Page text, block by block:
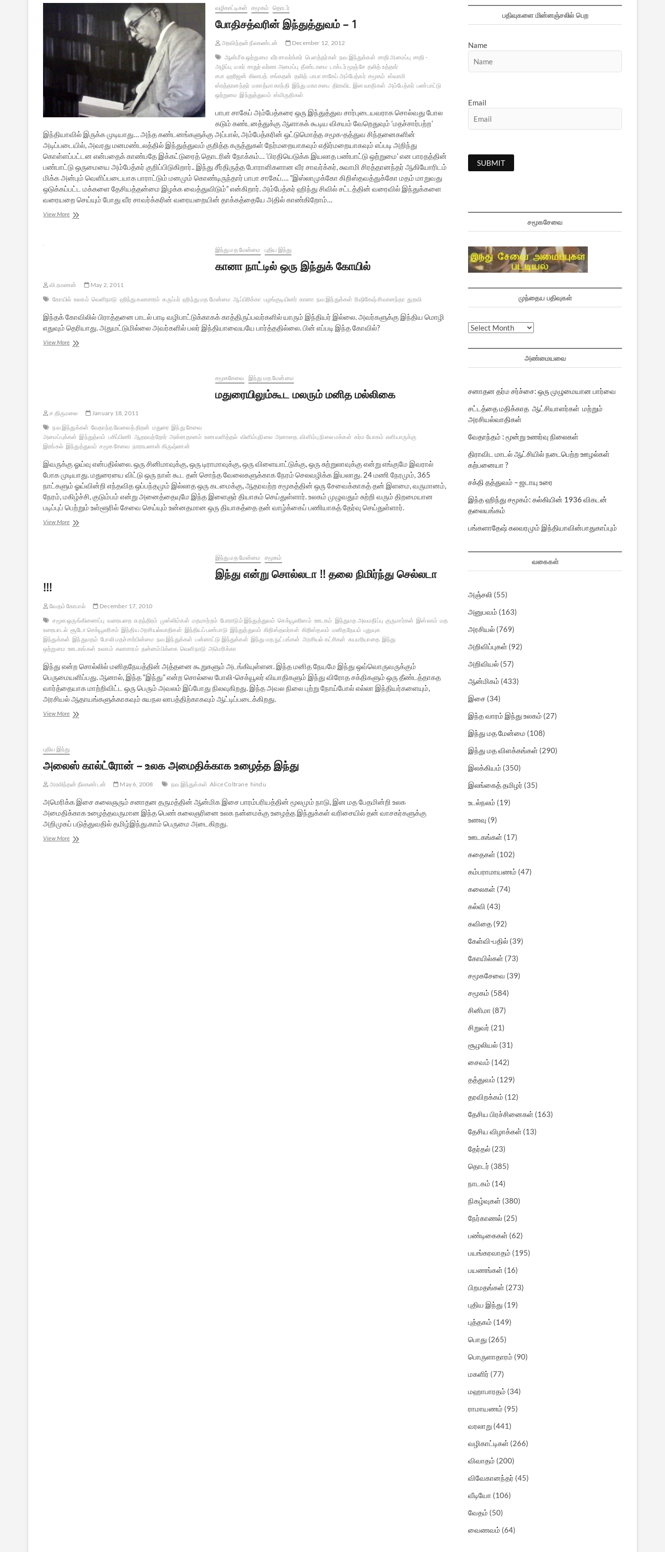
வழிகாட்டிகள் சமூகம் தொடர்
போதிசத்வரின் இந்துத்துவம் – 1
அரவிந்தன் நீலகண்டன்
December 12, 2012
ஆன்மீக ஒற்றுமை வீர சாவர்க்கர் பெளத்தர்கள் நவ இந்துக்கள் சாதி அமைப்பு சாதி -
அழிப்பு மகர் சாதுர் வர்ண அமைப்பு தீண்டாமை டாக்டர் மூஞ்சே தலித் உத்தார்
சபா ஹரிஜன் கிலாபத் சங்கதன் தலித் பாபா சாகேப் அம்பேத்கர் சமூகம் ஸ்வாமி
ஸ்ரத்தானந்தர் மகாத்மா காந்தி இந்து மகா சபை திராவிட இன வாதிகள் அம்பேத்கர் பண்பாட்டு
ஒற்றுமை இந்துத்துவம் ஸ்மிருதிகள்
பாபா சாகேப் அம்பேத்கரை ஒரு இந்துத்துவ சார்புடையவராக சொல்வது போல
கடும் கண்டனத்துக்கு ஆளாகக் கூடிய விசயம் வேறெதுவும் ‘மதச்சார்பற்ற’
இந்தியாவில் இருக்க முடியாது… அந்த கண்டனங்களுக்கு அப்பால், அம்பேத்கரின் ஒட்டுமொத்த சமூக-தத்துவ சிந்தனைகளின்
அடிப்படையில், அவரது மனமண்டலத்தில் இந்துத்துவம் குறித்த கருத்துகள் நேர்மறையாகவும் எதிர்மறையாகவும் எப்படி அறிந்து
கொள்ளப்பட்டன என்பதைக் காண்பதே இக்கட்டுரைத் தொடரின் நோக்கம்… ’பிரதியெடுக்க இயலாத பண்பாட்டு ஒற்றுமை’ என பாரதத்தின்
பண்பாட்டு ஒருமையை அம்பேத்கர் குறிப்பிடுகிறார்.. இந்து சீர்திருத்த போராளிகளான வீர சாவர்க்கர், சுவாமி சிரத்தானந்தர் ஆகியோரிடம்
மிக்க அன்பும் வெளிப்படையாக பாராட்டும் மனமும் கொண்டிருந்தார் பாபா சாகேப்…. ”இஸ்லாமுக்கோ கிறிஸ்தவத்துக்கோ மதம் மாறுவது
ஒடுக்கப்பட்ட மக்களை தேசியத்தன்மை இழக்க வைத்துவிடும்” என்கிறார். அம்பேத்கர் ஹிந்து சிவில் சட்டத்தின் வரைவில் இந்துக்களை
வரையறை செய்யும் போது வீர சாவர்க்கரின் வரையறையின் தாக்கத்தையே அதில் காண்கிறோம்…
View Moreபோதிசத்வரின்
இந்து மத மேன்மை
புதிய இந்து
கானா நாட்டில் ஒரு இந்துக் கோயில்
வி.ரமணன்
May 2, 2011
கோயில் உலகம் வெளிநாடு ஹிந்து கலாசாரம் கருப்பர் ஹிந்து மத மேன்மை ஆப்பிரிக்கா பழங்குடியினர் கானா நவ இந்துக்கள் ரிஷிகேஷ் சிவானந்தா துறவி
இந்தக் கோவிலில் பிராத்தனை பாடல் பாடி வழிபாட்டுக்காகக் காத்திருப்பவர்களில் யாரும் இந்தியர் இல்லை. அவர்களுக்கு இந்திய மொழி
எதுவும் தெரியாது. அதுமட்டுமில்லை அவர்களில் பலர் இந்தியாவையயே பார்த்ததில்லை. பின் எப்படி இந்த கோவில்?
View Moreகானா
சமூகசேவை இந்து மத மேன்மை
மதுரையிலும்கூட மலரும் மனித மல்லிகை
ச.திருமலை
January 18, 2011
நவ இந்துக்கள் வேதாந்த வேலைத் திறன் மதுரை இந்து சேவை
அமைப்புக்கள் இந்துத்வம் பசிப்பிணி ஆதரவற்றோர் அன்னதானம் உணவளித்தல் விளிம்புநிலை அனாதை விளிம்பு நிலை மக்கள் கர்ம யோகம் எளியாருக்கு
இரங்கல் இந்துத்துவம் சமூக சேவை நாராயணன் கிருஷ்ணன்
இவருக்கு ஓய்வு என்பதில்லை. ஒரு சினிமாவுக்கு, ஒரு டிராமாவுக்கு, ஒரு விளையாட்டுக்கு, ஒரு சுற்றுலாவுக்கு என்று எங்குமே இவரால்
போக முடியாது. மதுரையை விட்டு ஒரு நாள் கூட தன் சொந்த வேலைகளுக்காக நேரம் செலவழிக்க இயலாது. 24 மணி நேரமும், 365
நாட்களும் ஓய்வின்றி எந்தவித ஒப்பந்தமும் இல்லாத ஒரு கடமைக்கு, ஆதரவற்ற சமூகத்தின் ஒரு சேவைக்காகத் தன் இளமை, வருமானம்,
நேரம், மகிழ்ச்சி, குடும்பம் என்று அனைத்தையுமே இந்த இளைஞர் தியாகம் செய்துள்ளார். உலகம் முழுவதும் சுற்றி வரும் திறமையான
படிப்புப் பெற்றும் உள்ளூரில் சேவை செய்யும் உன்னதமான ஒரு தியாகத்தை தன் வாழ்க்கைப் பணியாகத் தேர்வு செய்துள்ளார்.
View Moreமதுரையிலும்கூட
இந்து மத மேன்மை
சமூகம்
இந்து என்று சொல்லடா !! தலை நிமிர்ந்து செல்லடா
!!!
வேதம் கோபால்
December 17, 2010
சமூக ஒருங்கிணைப்பு வரையறை சுதந்திரம் முஸ்லிம்கள் மதமாற்றம் போராடும் இந்துத்துவம் செக்யூலரிஸம் ஊடகம் இந்துமத அவமதிப்பு குருமார்கள் இஸ்லாம் மத
உரையாடல் சூடோ செக்யூலரிசம் இந்திய அரசியல்வாதிகள் இந்தியப் பண்பாடு இந்துத்துவம் கிறிஸ்தவர்கள் கிறிஸ்தவம் மனிதநேயம் புதுயுக
இந்துக்கள் இந்துமதம் போலி மதச்சார்பின்மை நவ இந்துக்கள் பன்னாட்டு இந்துக்கள் இந்து மத நுட்பங்கள் அரசியல் கட்சிகள் சுயமரியாதை இந்து
ஒற்றுமை ஊடகங்கள் உலகம் கலாசாரம் தன்னம்பிக்கை வெளிநாடு அமெரிக்கா
இந்து என்ற சொல்லில் மனிதநேயத்தின் அத்தனை கூறுகளும் அடங்கியுள்ளன. இந்த மனித நேயமே இந்து ஒவ்வொருவருக்கும்
பெருமையளிப்பது. ஆனால், இந்த “இந்து” என்ற சொல்லை போலி-செக்யூலர் வியாதிகளும் இந்து விரோத சக்திகளும் ஒரு தீண்டத்தாகத
வார்த்தையாக மாற்றிவிட்ட ஒரு பெரும் அவலம் இப்போது நிலவுகிறது. இந்த அவல நிலை புற்று நோய்போல் எல்லா இந்தியர்களையும்,
அரசியல் ஆதாயங்களுக்காகவும் சுயநல லாபத்திற்காகவும் ஆட்டிப்படைக்கிறது.
View Moreஇந்து
தலை
செல்லடா
புதிய இந்து
அலைஸ் கால்ட்ரோன் – உலக அமைதிக்காக உழைத்த இந்து
அரவிந்தன் நீலகண்டன் May 6, 2008 நவ இந்துக்கள் Alice Coltrane hindu
அமெரிக்க இசை கலைஞரும் சனாதன தருமத்தின் ஆன்மிக இசை பாரம்பரியத்தின் மூலமும் நாடு, இன மத பேதமின்றி உலக
அமைதிக்காக உழைத்தவருமான இந்த பெண் கலைஞரினை உலக நன்மைக்கு உழைத்த இந்துக்கள் வரிசையில் தன் வாசகர்களுக்கு
அறிமுகப் படுத்துவதில் தமிழ்இந்து.காம் பெருமை அடைகிறது.
View Moreஅலைஸ்
பதிவுகளை மின்னஞ்சலில் பெற
Name
Email
சமூகசேவை
முந்தைய பதிவுகள்
முந்தைய
அண்மையவை
சனாதன தர்ம சர்ச்சை: ஒரு முழுமையான பார்வை
சட்டத்தை மதிக்காத ஆட்சியாளர்கள் மற்றும்
அரசியல்வாதிகள்
வேதாந்தம் : மூன்று உணர்வு நிலைகள்
திராவிட மாடல் ஆட்சியில் நடைபெற்ற ஊழல்கள்
கற்பனையா ?
சக்தி தத்துவம் – ஜடாயு உரை
இந்த ஹிந்து சமூகம்: கல்கியின் 1936 விகடன்
தலையங்கம்
பங்களாதேஷ் கலவரமும் இந்தியாவின்பாதுகாப்பும்
வகைகள்
அஞ்சலி (55)
அனுபவம் (163)
அரசியல் (769)
அறிவிப்புகள் (92)
அறிவியல் (57)
ஆன்மிகம் (433)
இசை (34)
இந்த வாரம் இந்து உலகம் (27)
இந்து மத மேன்மை (108)
இந்து மத விளக்கங்கள் (290)
இலக்கியம் (350)
இலங்கைத் தமிழர் (35)
உடல்நலம் (19)
உணவு (9)
ஊடகங்கள் (17)
கதைகள் (102)
கம்பராமாயணம் (47)
கலைகள் (74)
கல்வி (43)
கவிதை (92)
கேள்வி-பதில் (39)
கோயில்கள் (73)
சமூகசேவை (39)
சமூகம் (584)
சினிமா (87)
சிறுவர் (21)
சூழலியல் (31)
சைவம் (142)
தத்துவம் (129)
தரவிறக்கம் (12)
தேசிய பிரச்சினைகள் (163)
தேசிய விழாக்கள் (13)
தேர்தல் (23)
தொடர் (385)
நாடகம் (14)
நிகழ்வுகள் (380)
நேர்காணல் (25)
பண்டிகைகள் (62)
பயங்கரவாதம் (195)
பயணங்கள் (16)
பிறமதங்கள் (273)
புதிய இந்து (19)
புத்தகம் (149)
பொது (265)
பொருளாதாரம் (90)
மகளிர் (77)
மஹாபாரதம் (34)
ராமாயணம் (95)
வரலாறு (441)
வழிகாட்டிகள் (266)
விவாதம் (200)
விவேகானந்தர் (45)
வீடியோ (106)
வேதம் (50)
வைணவம் (64)